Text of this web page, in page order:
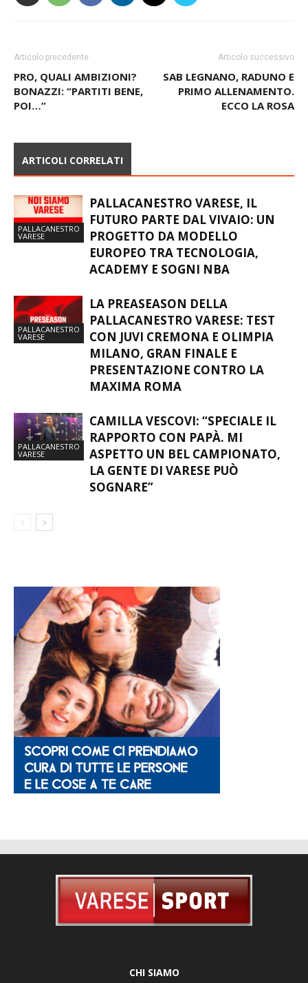
Articolo precedente
PRO, QUALI AMBIZIONI?
BONAZZI: “PARTITI BENE,
POI…”
Articolo successivo
SAB LEGNANO, RADUNO E
PRIMO ALLENAMENTO.
ECCO LA ROSA
ARTICOLI CORRELATI
PALLACANESTRO
VARESE
PALLACANESTRO VARESE, IL
FUTURO PARTE DAL VIVAIO: UN
PROGETTO DA MODELLO
EUROPEO TRA TECNOLOGIA,
ACADEMY E SOGNI NBA
PALLACANESTRO
VARESE
LA PREASEASON DELLA
PALLACANESTRO VARESE: TEST
CON JUVI CREMONA E OLIMPIA
MILANO, GRAN FINALE E
PRESENTAZIONE CONTRO LA
MAXIMA ROMA
PALLACANESTRO
VARESE
CAMILLA VESCOVI: “SPECIALE IL
RAPPORTO CON PAPÀ. MI
ASPETTO UN BEL CAMPIONATO,
LA GENTE DI VARESE PUÒ
SOGNARE”
CHI SIAMO